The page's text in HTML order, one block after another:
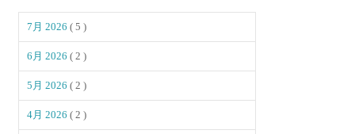
7月 2026( 5 )
6月 2026( 2 )
5月 2026( 2 )
4月 2026( 2 )